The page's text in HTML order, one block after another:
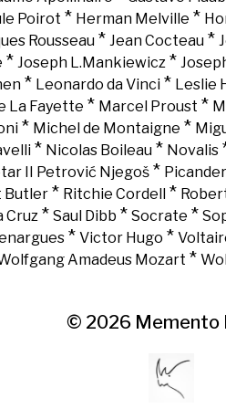
Poirot * Herman Melville *
Rousseau * Jean Cocteau *
* Joseph L.Mankiewicz*
* Leonardo da Vinci* Leslie
La Fayette * Marcel Proust *
* Michel de Montaigne *
* Nicolas Boileau* Novalis
II Petrović Njegoš* Picander
Butler* Ritchie Cordell *
Cruz* Saul Dibb * Socrate *
* Victor Hugo *
Amadeus Mozart *
© 2026 Memento